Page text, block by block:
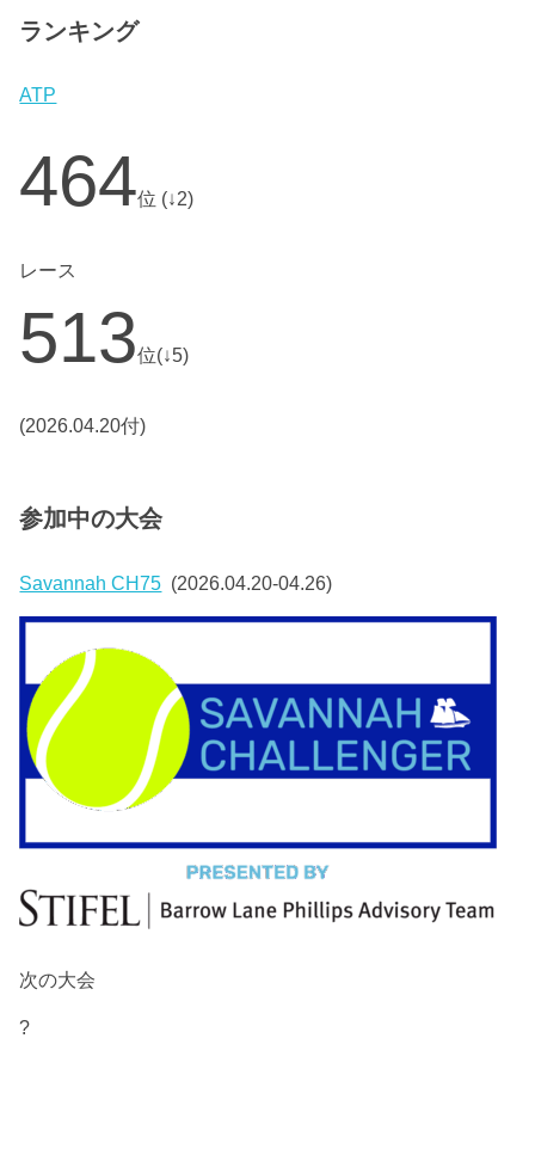
ランキング
ATP
464位 (↓2)
レース
513位(↓5)
(2026.04.20付)
参加中の大会
Savannah CH75 (2026.04.20-04.26)
次の大会
?